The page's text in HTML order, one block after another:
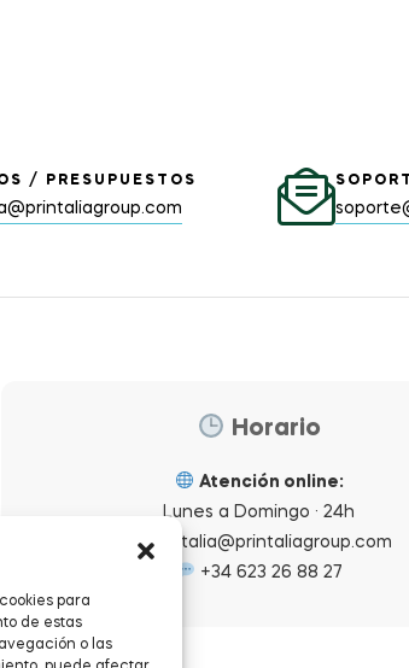
para
de estas
o las
/ PRESUPUESTOS
Horario
Atención online:
Lunes a Domingo · 24h
printalia@printaliagroup.com
+34 623 26 88 27